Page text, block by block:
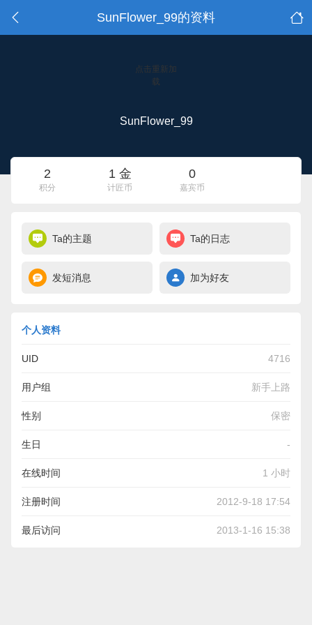
SunFlower_99的资料
点击重新加
载
SunFlower_99
2
积分
1 金
计匠币
0
嘉宾币
Ta的主题 Ta的日志
发短消息 加为好友
个人资料
UID 4716
用户组 新手上路
性别 保密
生日 -
在线时间 1 小时
注册时间 2012-9-18 17:54
最后访问 2013-1-16 15:38